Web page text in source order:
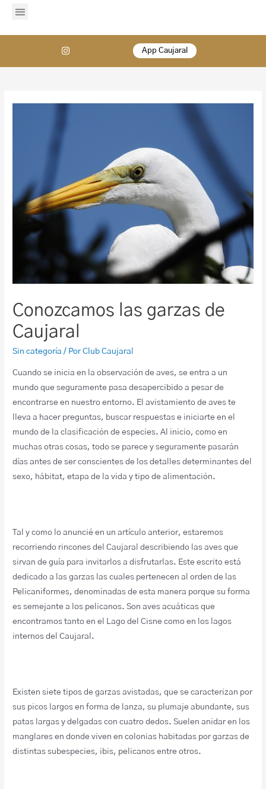
App Caujaral
Conozcamos las garzas de
Caujaral
Sin categoría / PorClub Caujaral
Cuando se inicia en la observación de aves, se entra a un
mundo que seguramente pasa desapercibido a pesar de
encontrarse en nuestro entorno. El avistamiento de aves te
lleva a hacer preguntas, buscar respuestas e iniciarte en el
mundo de la clasificación de especies. Al inicio, como en
muchas otras cosas, todo se parece y seguramente pasarán
días antes de ser conscientes de los detalles determinantes del
sexo, hábitat, etapa de la vida y tipo de alimentación.
Tal y como lo anuncié en un artículo anterior, estaremos
recorriendo rincones del Caujaral describiendo las aves que
sirvan de guía para invitarlos a disfrutarlas. Este escrito está
dedicado a las garzas las cuales pertenecen al orden de las
Pelicaniformes, denominadas de esta manera porque su forma
es semejante a los pelicanos. Son aves acuáticas que
encontramos tanto en el Lago del Cisne como en los lagos
internos del Caujaral.
Existen siete tipos de garzas avistadas, que se caracterizan por
sus picos largos en forma de lanza, su plumaje abundante, sus
patas largas y delgadas con cuatro dedos. Suelen anidar en los
manglares en donde viven en colonias habitadas por garzas de
distintas subespecies, ibis, pelicanos entre otros.